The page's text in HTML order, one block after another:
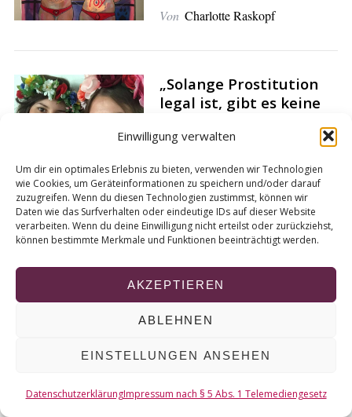
Einwilligung verwalten
Um dir ein optimales Erlebnis zu bieten, verwenden wir Technologien
wie Cookies, um Geräteinformationen zu speichern und/oder darauf
zuzugreifen. Wenn du diesen Technologien zustimmst, können wir
Daten wie das Surfverhalten oder eindeutige IDs auf dieser Website
verarbeiten. Wenn du deine Einwilligung nicht erteilst oder zurückziehst,
können bestimmte Merkmale und Funktionen beeinträchtigt werden.
AKZEPTIEREN
ABLEHNEN
EINSTELLUNGEN ANSEHEN
DatenschutzerklärungImpressum nach § 5 Abs. 1 Telemediengesetz
Von Charlotte Raskopf
„Solange Prostitution
legal ist, gibt es keine
Deutschland“
Von Charlotte Raskopf
NACH OBEN
S
a
c
h